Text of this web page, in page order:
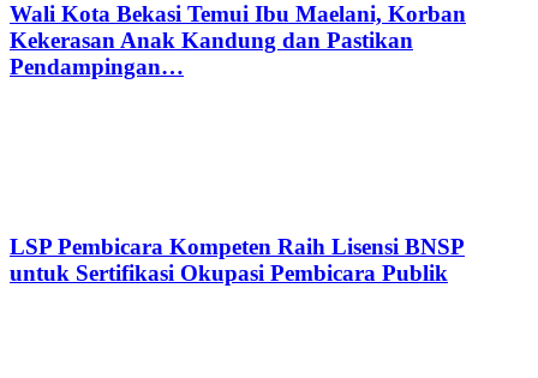
Wali Kota Bekasi Temui Ibu Maelani, Korban
Kekerasan Anak Kandung dan Pastikan
Pendampingan…
LSP Pembicara Kompeten Raih Lisensi BNSP
untuk Sertifikasi Okupasi Pembicara Publik